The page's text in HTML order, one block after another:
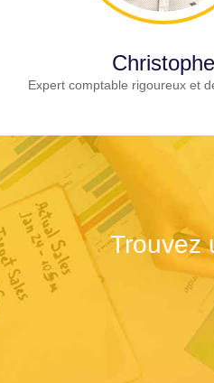
Christophe
Expert comptable rigoureux et
Trouvez